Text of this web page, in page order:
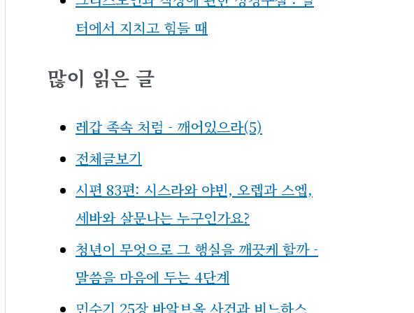
터에서 지치고 힘들 때
많이 읽은 글
레갑 족속 처럼 - 깨어있으라(5)
전체글보기
시편 83편: 시스라와 야빈, 오렙과 스엡,
세바와 살문나는 누구인가요?
청년이 무엇으로 그 행실을 깨끗케 할까 -
말씀을 마음에 두는 4단계
민수기 25장 바알브올 사건과 비느하스